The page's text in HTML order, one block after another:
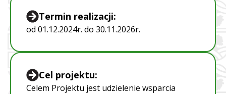
Termin realizacji:
od 01.12.2024r. do 30.11.2026r.
Cel projektu:
Celem Projektu jest udzielenie wsparcia